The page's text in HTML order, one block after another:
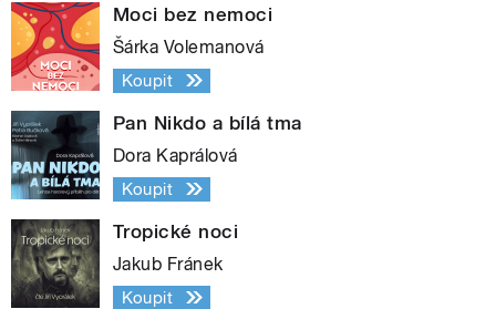
Moci bez nemoci
Šárka Volemanová
Koupit
Pan Nikdo a bílá tma
Dora Kaprálová
Koupit
Tropické noci
Jakub Fránek
Koupit